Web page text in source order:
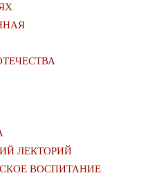
ЛЕКТОРИЙ
ВОСПИТАНИЕ